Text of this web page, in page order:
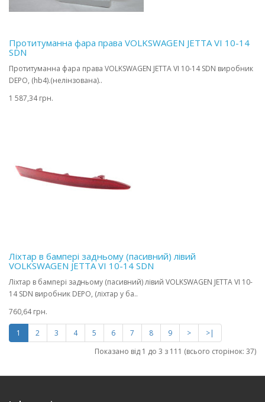
Протитуманна фара права VOLKSWAGEN JETTA VI 10-14
SDN
Протитуманна фара права VOLKSWAGEN JETTA VI 10-14 SDN виробник
DEPO, (hb4).(нелінзована)..
1 587,34 грн.
Ліхтар в бампері задньому (пасивний) лівий
VOLKSWAGEN JETTA VI 10-14 SDN
Ліхтар в бампері задньому (пасивний) лівий VOLKSWAGEN JETTA VI 10-
14 SDN виробник DEPO, (ліхтар у ба..
760,64 грн.
1 2 3 4 5 6 7 8 9 >
>|
Показано від 1 до 3 з 111 (всього сторінок: 37)